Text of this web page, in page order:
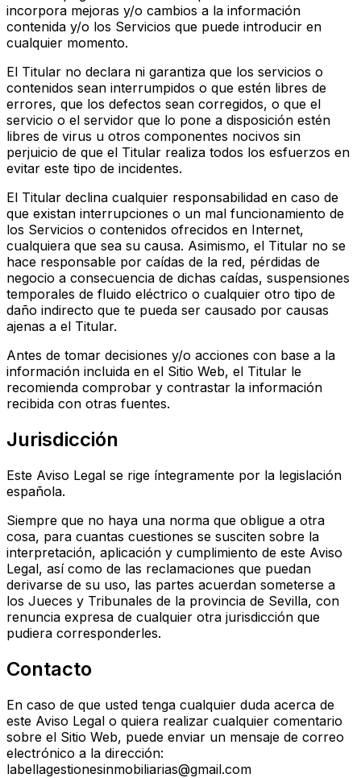
incorpora mejoras y/o cambios a la información
contenida y/o los Servicios que puede introducir en
cualquier momento.
El Titular no declara ni garantiza que los servicios o
contenidos sean interrumpidos o que estén libres de
errores, que los defectos sean corregidos, o que el
servicio o el servidor que lo pone a disposición estén
libres de virus u otros componentes nocivos sin
perjuicio de que el Titular realiza todos los esfuerzos en
evitar este tipo de incidentes.
El Titular declina cualquier responsabilidad en caso de
que existan interrupciones o un mal funcionamiento de
los Servicios o contenidos ofrecidos en Internet,
cualquiera que sea su causa. Asimismo, el Titular no se
hace responsable por caídas de la red, pérdidas de
negocio a consecuencia de dichas caídas, suspensiones
temporales de fluido eléctrico o cualquier otro tipo de
daño indirecto que te pueda ser causado por causas
ajenas a el Titular.
Antes de tomar decisiones y/o acciones con base a la
información incluida en el Sitio Web, el Titular le
recomienda comprobar y contrastar la información
recibida con otras fuentes.
Jurisdicción
Este Aviso Legal se rige íntegramente por la legislación
española.
Siempre que no haya una norma que obligue a otra
cosa, para cuantas cuestiones se susciten sobre la
interpretación, aplicación y cumplimiento de este Aviso
Legal, así como de las reclamaciones que puedan
derivarse de su uso, las partes acuerdan someterse a
los Jueces y Tribunales de la provincia de Sevilla, con
renuncia expresa de cualquier otra jurisdicción que
pudiera corresponderles.
Contacto
En caso de que usted tenga cualquier duda acerca de
este Aviso Legal o quiera realizar cualquier comentario
sobre el Sitio Web, puede enviar un mensaje de correo
electrónico a la dirección:
labellagestionesinmobiliarias@gmail.com